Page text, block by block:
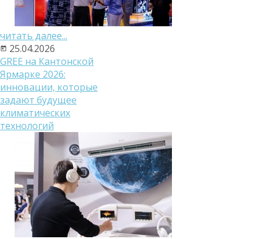
читать далее...
25.04.2026
GREE на Кантонской
Ярмарке 2026:
инновации, которые
задают будущее
климатических
технологий